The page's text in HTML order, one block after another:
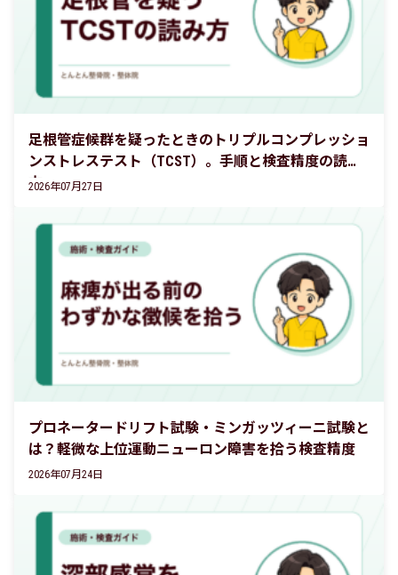
足根管症候群を疑ったときのトリプルコンプレッショ
ンストレステスト（TCST）。手順と検査精度の読み
方
2026年07月27日
プロネータードリフト試験・ミンガッツィーニ試験と
は？軽微な上位運動ニューロン障害を拾う検査精度
2026年07月24日